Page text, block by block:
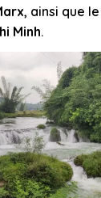
, ainsi que le
Minh.